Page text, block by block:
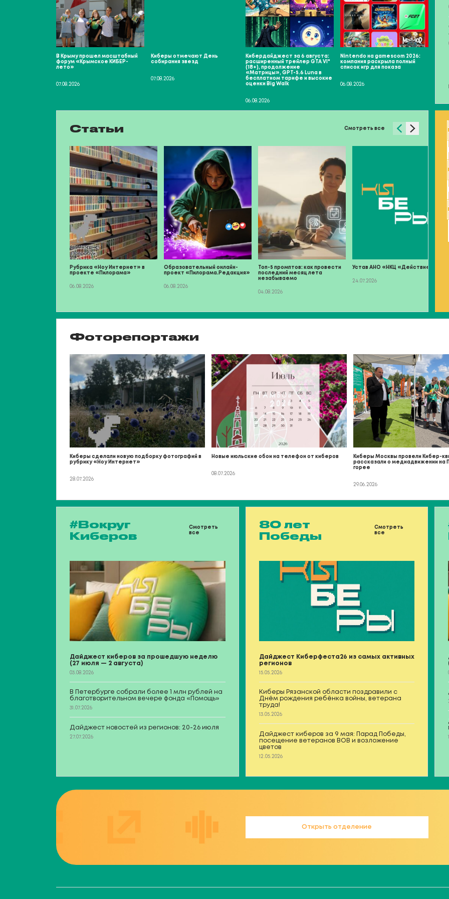
В Крыму прошел масштабный
форум «Крымское КИБЕР-
лето»
07.08.2026
Киберы отмечают День
собирания звезд
07.08.2026
Кибердайджест за 6 августа:
расширенный трейлер GTA VI*
(18+), продолжение
«Матрицы», GPT-5.6 Luna в
бесплатном тарифе и высокие
оценки Big Walk
06.08.2026
Nintendo на gamescom 2026:
компания раскрыла полный
список игр для показа
06.08.2026
Статьи Смотреть все
Рубрика «Ноу Интернет» в
проекте «Пилорама»
06.08.2026
Образовательный онлайн-
проект «Пилорама.Редакция»
06.08.2026
Топ-5 промптов: как провести
последний месяц лета
незабываемо
04.08.2026
Устав АНО «НКЦ «Действие»
24.07.2026
Фоторепортажи
Киберы сделали новую подборку фотографий в
рубрику «Ноу Интернет»
28.07.2026
Новые июльские обои на телефон от киберов
08.07.2026
Киберы Москвы провели Кибер-
рассказали о медиадвижении на
горее
29.06.2026
#Вокруг
Киберов
Смотреть
все
Дайджест киберов за прошедшую неделю
(27 июля — 2 августа)
03.08.2026
В Петербурге собрали более 1 млн рублей на
благотворительном вечере фонда «Помощь»
31.07.2026
Дайджест новостей из регионов: 20-26 июля
27.07.2026
80 лет
Победы
Смотреть
все
Дайджест Киберфеста26 из самых активных
регионов
15.05.2026
Киберы Рязанской области поздравили с
Днём рождения ребёнка войны, ветерана
труда!
13.05.2026
Дайджест киберов за 9 мая: Парад Победы,
посещение ветеранов ВОВ и возложение
цветов
12.05.2026
Открыть отделение